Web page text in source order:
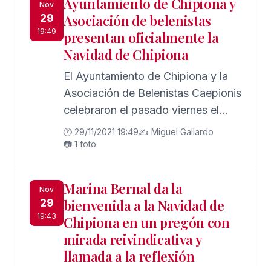
Nov
29
19:49
Ayuntamiento de Chipiona y
Asociación de belenistas
presentan oficialmente la
Navidad de Chipiona
El Ayuntamiento de Chipiona y la
Asociación de Belenistas Caepionis
celebraron el pasado viernes el
acto institucional en el que se
presentó oficialmente el programa
🕐 29/11/2021 19:49✍️ Miguel Gallardo
📷 1 foto
Nov
29
19:43
Marina Bernal da la
bienvenida a la Navidad de
Chipiona en un pregón con
mirada reivindicativa y
llamada a la reflexión